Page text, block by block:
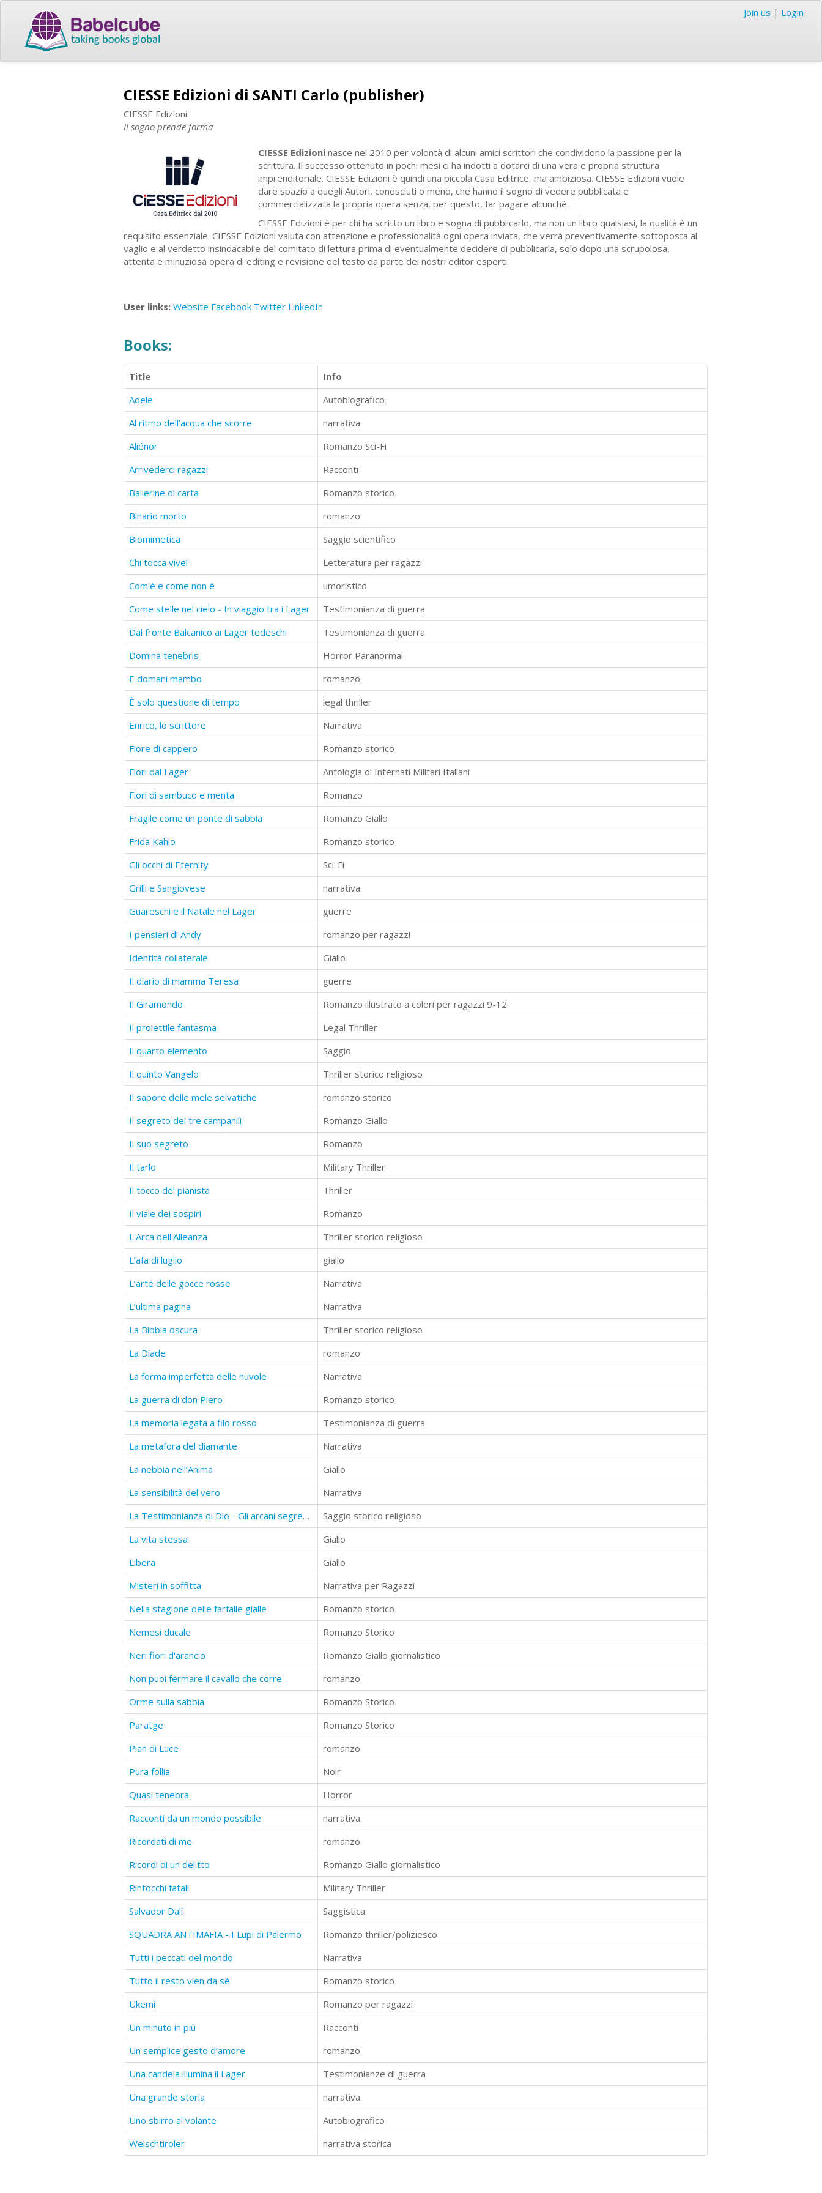
Join us | Login
CIESSE Edizioni di SANTI Carlo (publisher)
CIESSE Edizioni
Il sogno prende forma
CIESSE Edizioni nasce nel 2010 per volontà di alcuni amici scrittori che condividono la passione per la
scrittura. Il successo ottenuto in pochi mesi ci ha indotti a dotarci di una vera e propria struttura
imprenditoriale. CIESSE Edizioni è quindi una piccola Casa Editrice, ma ambiziosa. CIESSE Edizioni vuole
dare spazio a quegli Autori, conosciuti o meno, che hanno il sogno di vedere pubblicata e
commercializzata la propria opera senza, per questo, far pagare alcunché.
CIESSE Edizioni è per chi ha scritto un libro e sogna di pubblicarlo, ma non un libro qualsiasi, la qualità è un
requisito essenziale. CIESSE Edizioni valuta con attenzione e professionalità ogni opera inviata, che verrà preventivamente sottoposta al
vaglio e al verdetto insindacabile del comitato di lettura prima di eventualmente decidere di pubblicarla, solo dopo una scrupolosa,
attenta e minuziosa opera di editing e revisione del testo da parte dei nostri editor esperti.
User links: Website Facebook Twitter LinkedIn
Books:
Title
Info
Adele
Autobiografico
Al ritmo dell’acqua che scorre
narrativa
Aliénor
Romanzo Sci-Fi
Arrivederci ragazzi
Racconti
Ballerine di carta
Romanzo storico
Binario morto
romanzo
Biomimetica
Saggio scientifico
Chi tocca vive!
Letteratura per ragazzi
Com'è e come non è
umoristico
Come stelle nel cielo - In viaggio tra i Lager
Testimonianza di guerra
Dal fronte Balcanico ai Lager tedeschi
Testimonianza di guerra
Domina tenebris
Horror Paranormal
E domani mambo
romanzo
È solo questione di tempo
legal thriller
Enrico, lo scrittore
Narrativa
Fiore di cappero
Romanzo storico
Fiori dal Lager
Antologia di Internati Militari Italiani
Fiori di sambuco e menta
Romanzo
Fragile come un ponte di sabbia
Romanzo Giallo
Frida Kahlo
Romanzo storico
Gli occhi di Eternity
Sci-Fi
Grilli e Sangiovese
narrativa
Guareschi e il Natale nel Lager
guerre
I pensieri di Andy
romanzo per ragazzi
Identità collaterale
Giallo
Il diario di mamma Teresa
guerre
Il Giramondo
Romanzo illustrato a colori per ragazzi 9-12
Il proiettile fantasma
Legal Thriller
Il quarto elemento
Saggio
Il quinto Vangelo
Thriller storico religioso
Il sapore delle mele selvatiche
romanzo storico
Il segreto dei tre campanili
Romanzo Giallo
Il suo segreto
Romanzo
Il tarlo
Military Thriller
Il tocco del pianista
Thriller
Il viale dei sospiri
Romanzo
L'Arca dell'Alleanza
Thriller storico religioso
L’afa di luglio
giallo
L’arte delle gocce rosse
Narrativa
L’ultima pagina
Narrativa
La Bibbia oscura
Thriller storico religioso
La Diade
romanzo
La forma imperfetta delle nuvole
Narrativa
La guerra di don Piero
Romanzo storico
La memoria legata a filo rosso
Testimonianza di guerra
La metafora del diamante
Narrativa
La nebbia nell’Anima
Giallo
La sensibilità del vero
Narrativa
La Testimonianza di Dio - Gli arcani segreti dell'Arca dell'Alleanza
Saggio storico religioso
La vita stessa
Giallo
Libera
Giallo
Misteri in soffitta
Narrativa per Ragazzi
Nella stagione delle farfalle gialle
Romanzo storico
Nemesi ducale
Romanzo Storico
Neri fiori d'arancio
Romanzo Giallo giornalistico
Non puoi fermare il cavallo che corre
romanzo
Orme sulla sabbia
Romanzo Storico
Paratge
Romanzo Storico
Pian di Luce
romanzo
Pura follia
Noir
Quasi tenebra
Horror
Racconti da un mondo possibile
narrativa
Ricordati di me
romanzo
Ricordi di un delitto
Romanzo Giallo giornalistico
Rintocchi fatali
Military Thriller
Salvador Dalí
Saggistica
SQUADRA ANTIMAFIA - I Lupi di Palermo
Romanzo thriller/poliziesco
Tutti i peccati del mondo
Narrativa
Tutto il resto vien da sé
Romanzo storico
Ukemì
Romanzo per ragazzi
Un minuto in più
Racconti
Un semplice gesto d’amore
romanzo
Una candela illumina il Lager
Testimonianze di guerra
Una grande storia
narrativa
Uno sbirro al volante
Autobiografico
Welschtiroler
narrativa storica